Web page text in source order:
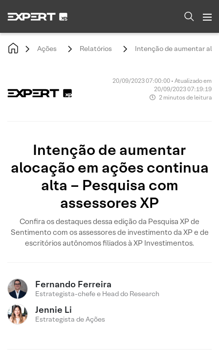
Ações Relatórios Intenção de aumentar
20/09/2023 07:00:00 • Atualizado em
20/09/2023 07:19:19
2 minutos de leitura
Intenção de aumentar
alocação em ações continua
alta – Pesquisa com
assessores XP
Confira os destaques dessa edição da Pesquisa XP de
Sentimento com os assessores de investimento da XP e de
escritórios autônomos filiados à XP Investimentos.
Fernando Ferreira
Estrategista-chefe e Head do Research
Jennie Li
Estrategista de Ações